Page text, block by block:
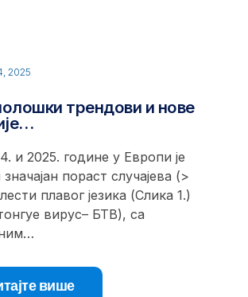
2025
трендови и нове
и 2025. године у Европи је
пораст случајева (>
плавог језика (Слика 1.)
вирус– БТВ), са
више